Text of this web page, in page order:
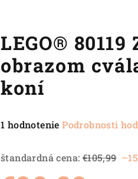
LEGO®
obrazom
koní
Priemerné
produktu
1 hodnotenie Podrobnosti
štandardná cena: €105,99